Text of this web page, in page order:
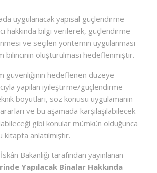
uygulanacak yapısal güçlendirme
hakkında bilgi verilerek, güçlendirme
ve seçilen yöntemin uygulanması
bilincinin oluşturulması hedeflenmiştir.
güvenliğinin hedeflenen düzeye
yapılan iyileştirme/güçlendirme
boyutları, söz konusu uygulamanın
ve bu aşamada karşılaşılabilecek
gibi konular mümkün olduğunca
anlatılmıştır.
Bakanlığı tarafından yayınlanan
Yapılacak Binalar Hakkında